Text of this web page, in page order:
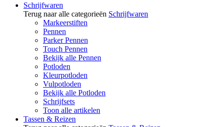
Schrijfwaren
Terug naar alle categorieën Schrijfwaren
Markeerstiften
Pennen
Parker Pennen
Touch Pennen
Bekijk alle Pennen
Potloden
Kleurpotloden
Vulpotloden
Bekijk alle Potloden
Schrijfsets
Toon alle artikelen
Tassen & Reizen